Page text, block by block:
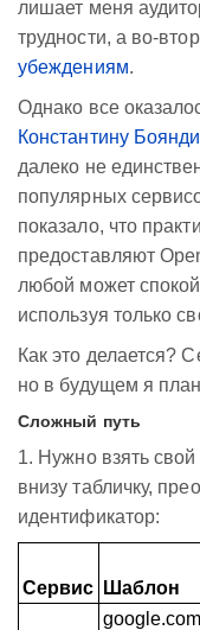
лишает меня
трудности, а во-
убеждениям.
Однако все
Константину
далеко не
популярных
показало, что
предоставляют
любой может
используя только
Как это делается?
но в будущем я
Сложный путь
1. Нужно взять
внизу табличку,
идентификатор:
Сервис Шаблон